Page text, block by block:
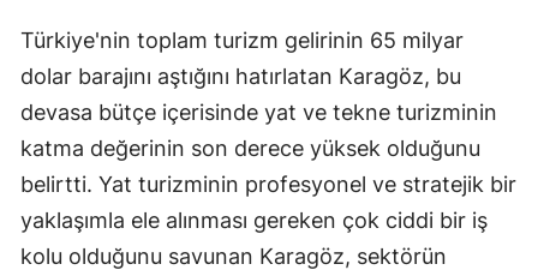
Türkiye'nin toplam turizm gelirinin 65 milyar
dolar barajını aştığını hatırlatan Karagöz, bu
devasa bütçe içerisinde yat ve tekne turizminin
katma değerinin son derece yüksek olduğunu
belirtti. Yat turizminin profesyonel ve stratejik bir
yaklaşımla ele alınması gereken çok ciddi bir iş
kolu olduğunu savunan Karagöz, sektörün